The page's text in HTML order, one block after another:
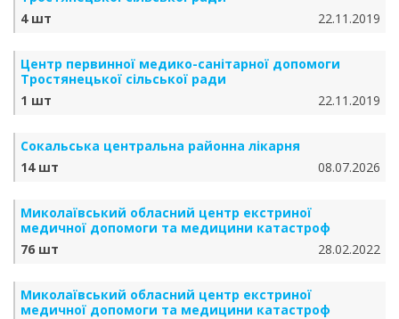
4 шт
22.11.2019
Центр первинної медико-санітарної допомоги
Тростянецької сільської ради
1 шт
22.11.2019
Сокальська центральна районна лікарня
14 шт
08.07.2026
Миколаївський обласний центр екстриної
медичної допомоги та медицини катастроф
76 шт
28.02.2022
Миколаївський обласний центр екстриної
медичної допомоги та медицини катастроф